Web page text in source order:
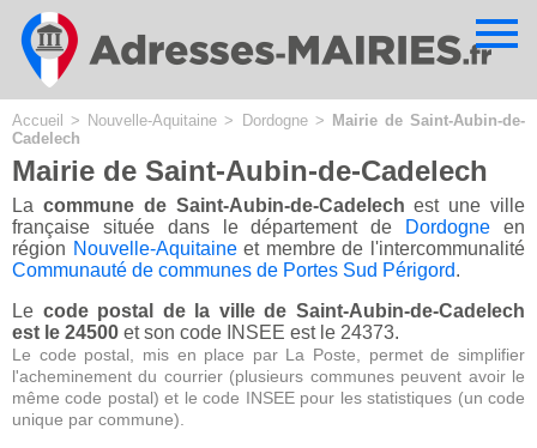
Accueil > Nouvelle-Aquitaine > Dordogne> Mairie de Saint-Aubin-de-
Cadelech
Mairie de Saint-Aubin-de-Cadelech
La commune de Saint-Aubin-de-Cadelech est une ville
française située dans le département de
Dordogne en
région Nouvelle-Aquitaineet membre de l'intercommunalité
Communauté de communes de Portes Sud Périgord.
Le code postal de la ville de Saint-Aubin-de-Cadelech
est le 24500 et son code INSEE est le 24373.
Le code postal, mis en place par La Poste, permet de simplifier
l'acheminement du courrier (plusieurs communes peuvent avoir le
même code postal) et le code INSEE pour les statistiques (un code
unique par commune).
Cookies management panel